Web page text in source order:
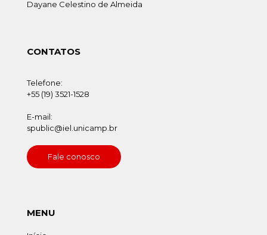
Dayane Celestino de Almeida
CONTATOS
Telefone:
+55 (19) 3521-1528
E-mail:
spublic@iel.unicamp.br
Fale conosco
MENU